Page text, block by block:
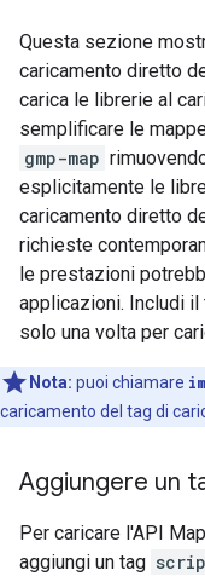
Questa sezione
caricamento diretto
carica le librerie al
semplificare le
gmp-map
esplicitamente le
caricamento diretto
richieste
le prestazioni
applicazioni. Includi
solo una volta per
Nota: puoi chiamare
caricamento del tag di
Aggiungere un
Per caricare l'API
aggiungi un tag